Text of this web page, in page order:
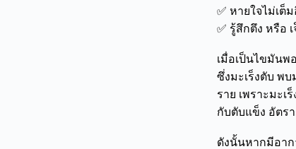
✅ หายใจไม่เต็
✅ รู้สึกตึง หรือ
เมื่อเป็นไขมันพ
ซึ่งมะเร็งตับ พ
ราย เพราะมะเ
กับตับแข็ง อัตร
ดังนั้นหากมีอาก